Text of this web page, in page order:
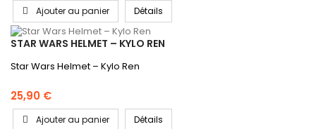
Ajouter au panier Détails
STAR WARS HELMET – KYLO REN
Star Wars Helmet – Kylo Ren
25,90 €
Ajouter au panier Détails